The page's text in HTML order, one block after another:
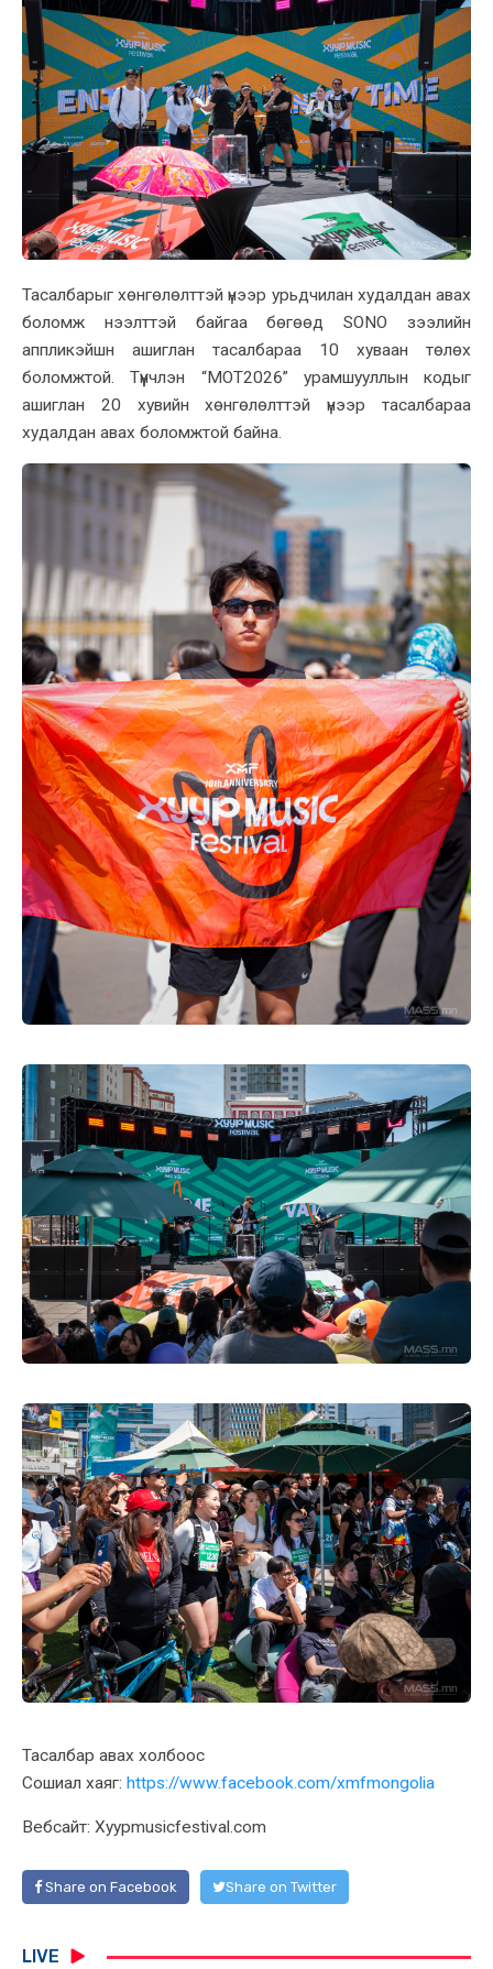
Тасалбарыг хөнгөлөлттэй үнээр урьдчилан худалдан авах
боломж нээлттэй байгаа бөгөөд SONO зээлийн
аппликэйшн ашиглан тасалбараа 10 хуваан төлөх
боломжтой. Түүнчлэн “МОТ2026” урамшууллын кодыг
ашиглан 20 хувийн хөнгөлөлттэй үнээр тасалбараа
худалдан авах боломжтой байна.
Тасалбар авах холбоос
Сошиал хаяг: https://www.facebook.com/xmfmongolia
Вебсайт: Xyypmusicfestival.com
Share on Facebook Share on Twitter
LIVE